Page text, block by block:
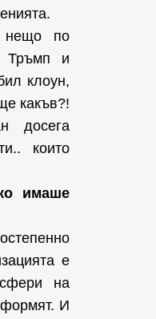
нещо по
Тръмп и
клоун,
какъв?!
досега
които
имаше
е
на
И